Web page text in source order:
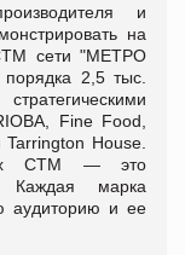
и
на
сети "МЕТРО
2,5 тыс.
Fine Food,
House.
СТМ — это
Каждая марка
аудиторию и ее